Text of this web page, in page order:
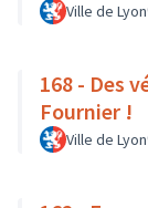
Ville de Lyon
168 - Des
Fournier !
Ville de Lyon